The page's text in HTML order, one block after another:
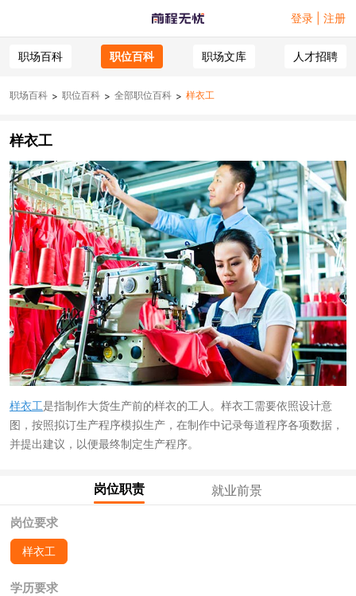
登录 | 注册
职场百科 职位百科 职场文库 人才招聘
职场百科 > 职位百科 > 全部职位百科 > 样衣工
样衣工
样衣工是指制作大货生产前的样衣的工人。样衣工需要依照设计意
图，按照拟订生产程序模拟生产，在制作中记录每道程序各项数据，
并提出建议，以便最终制定生产程序。
岗位职责 就业前景
岗位要求
样衣工
学历要求